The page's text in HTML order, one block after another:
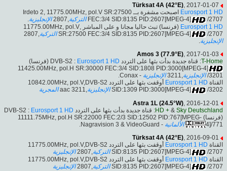
Türksat 4A (42°E), 2017-01-07
Eurosport 1 HD
اصبحت مشفرة بــ Irdeto 2, 11775.00MHz, pol.V SR:27500
FEC:3/4 SID:8135 PID:2607[MPEG-4]
/2707 التركية,2807 الإنجليزية.
Eurosport 1 HD
(فرنسا) تبث حاليا مجانا و على المباشر ,11775.00MHz, pol.V
SR:27500 FEC:3/4 SID:8135 PID:2607[MPEG-4]
/2707 التركية
الإنجليزية.
Amos 3 (77.9°E), 2017-01-03
T-Home: قناة جديدة بدأت بثها على التردد DVB-S2 : Eurosport 1 HD
(فرنسا)
11425.00MHz, pol.H SR:30000 FEC:3/4 SID:1808 PID:3000[MPEG-4]
/3201 الإنجليزية,3211 الإنجليزية - Conax.
القناة Eurosport 1 HD
أوقفت بثها على التردد 10842.00MHz, pol.V,DVB-S2
SID:1309 PID:3000[MPEG-4]
/3202 الإنجليزية,3211 aac
المجرية
Astra 1L (24.5°W) , 2016-12-01
HD + & Sky Deutschland : قناة جديدة بدأت بثها على التردد DVB-S2 : Eurosport 1 HD
(فرنسا) 11111.75MHz, pol.H SR:22000 FEC:2/3 SID:12502 PID:767[MPEG-
4]/771
الألمانية - Nagravision 3 & VideoGuard.
Türksat 4A (42°E), 2016-09-01
القناة Eurosport 1 HD
أوقفت بثها على التردد 11775.00MHz, pol.V,DVB-S2
SID:8135 PID:2607[MPEG-4]
/2707 التركية,2807
الإنجليزية
القناة Eurosport 1 HD
أوقفت بثها على التردد 11775.00MHz, pol.V,DVB-S2
SID:8135 PID:2607[MPEG-4]
/2707 التركية
الإنجليزية